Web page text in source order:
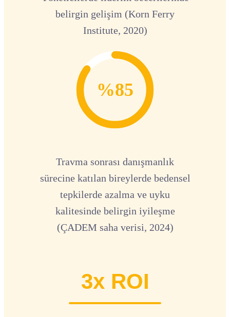
belirgin gelişim (Korn Ferry
Institute, 2020)
%85
Travma sonrası danışmanlık
sürecine katılan bireylerde bedensel
tepkilerde azalma ve uyku
kalitesinde belirgin iyileşme
(ÇADEM saha verisi, 2024)
3x ROI